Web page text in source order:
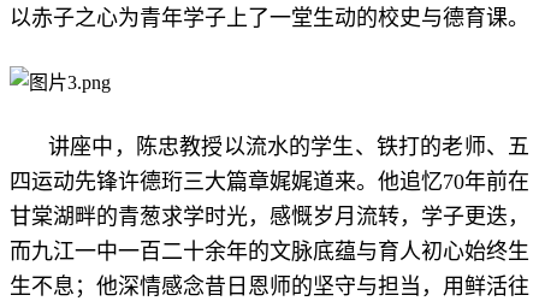
以赤子之心为青年学子上了一堂生动的校史与德育课。
讲座中，陈忠教授以流水的学生、铁打的老师、五
四运动先锋许德珩三大篇章娓娓道来。他追忆70年前在
甘棠湖畔的青葱求学时光，感慨岁月流转，学子更迭，
而九江一中一百二十余年的文脉底蕴与育人初心始终生
生不息；他深情感念昔日恩师的坚守与担当，用鲜活往